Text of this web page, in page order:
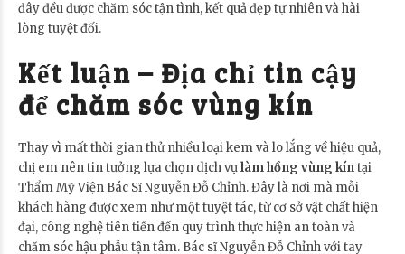
đây đều được chăm sóc tận tình, kết quả đẹp tự nhiên và hài
lòng tuyệt đối.
Kết luận – Địa chỉ tin cậy
để chăm sóc vùng kín
Thay vì mất thời gian thử nhiều loại kem và lo lắng về hiệu quả,
chị em nên tin tưởng lựa chọn dịch vụlàm hồng vùng kíntại
Thẩm Mỹ Viện Bác Sĩ Nguyễn Đỗ Chỉnh. Đây là nơi mà mỗi
khách hàng được xem như một tuyệt tác, từ cơ sở vật chất hiện
đại, công nghệ tiên tiến đến quy trình thực hiện an toàn và
chăm sóc hậu phẫu tận tâm. Bác sĩ Nguyễn Đỗ Chỉnh với tay